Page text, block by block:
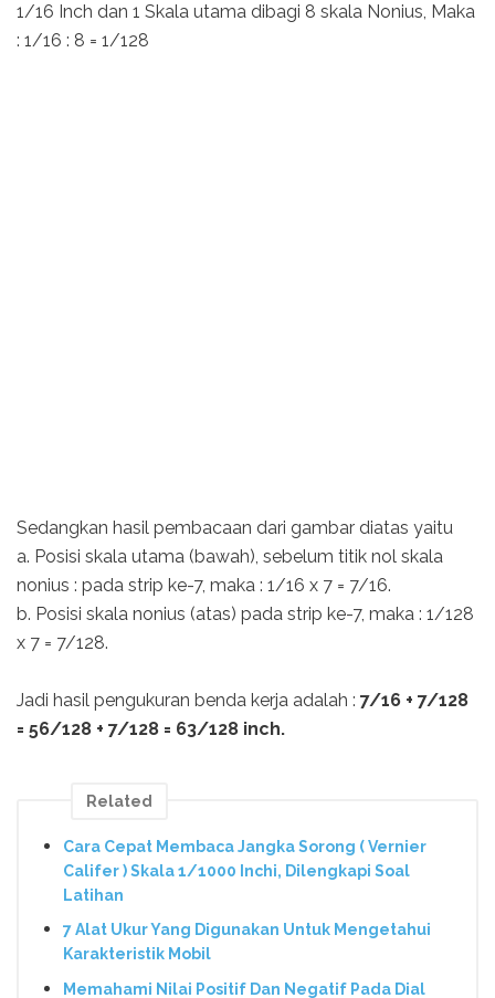
1/16 Inch dan 1 Skala utama dibagi 8 skala Nonius, Maka
: 1/16 : 8 = 1/128
Sedangkan hasil pembacaan dari gambar diatas yaitu
a. Posisi skala utama (bawah), sebelum titik nol skala
nonius : pada strip ke-7, maka : 1/16 x 7 = 7/16.
b. Posisi skala nonius (atas) pada strip ke-7, maka : 1/128
x 7 = 7/128.
Jadi hasil pengukuran benda kerja adalah : 7/16 + 7/128
= 56/128 + 7/128 = 63/128 inch.
Related
Cara Cepat Membaca Jangka Sorong ( Vernier
Califer ) Skala 1/1000 Inchi, Dilengkapi Soal
Latihan
7 Alat Ukur Yang Digunakan Untuk Mengetahui
Karakteristik Mobil
Memahami Nilai Positif Dan Negatif Pada Dial